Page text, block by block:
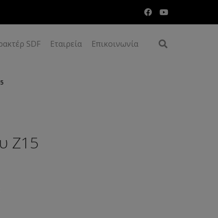
SDF Εταιρεία Επικοινωνία
Ζ15